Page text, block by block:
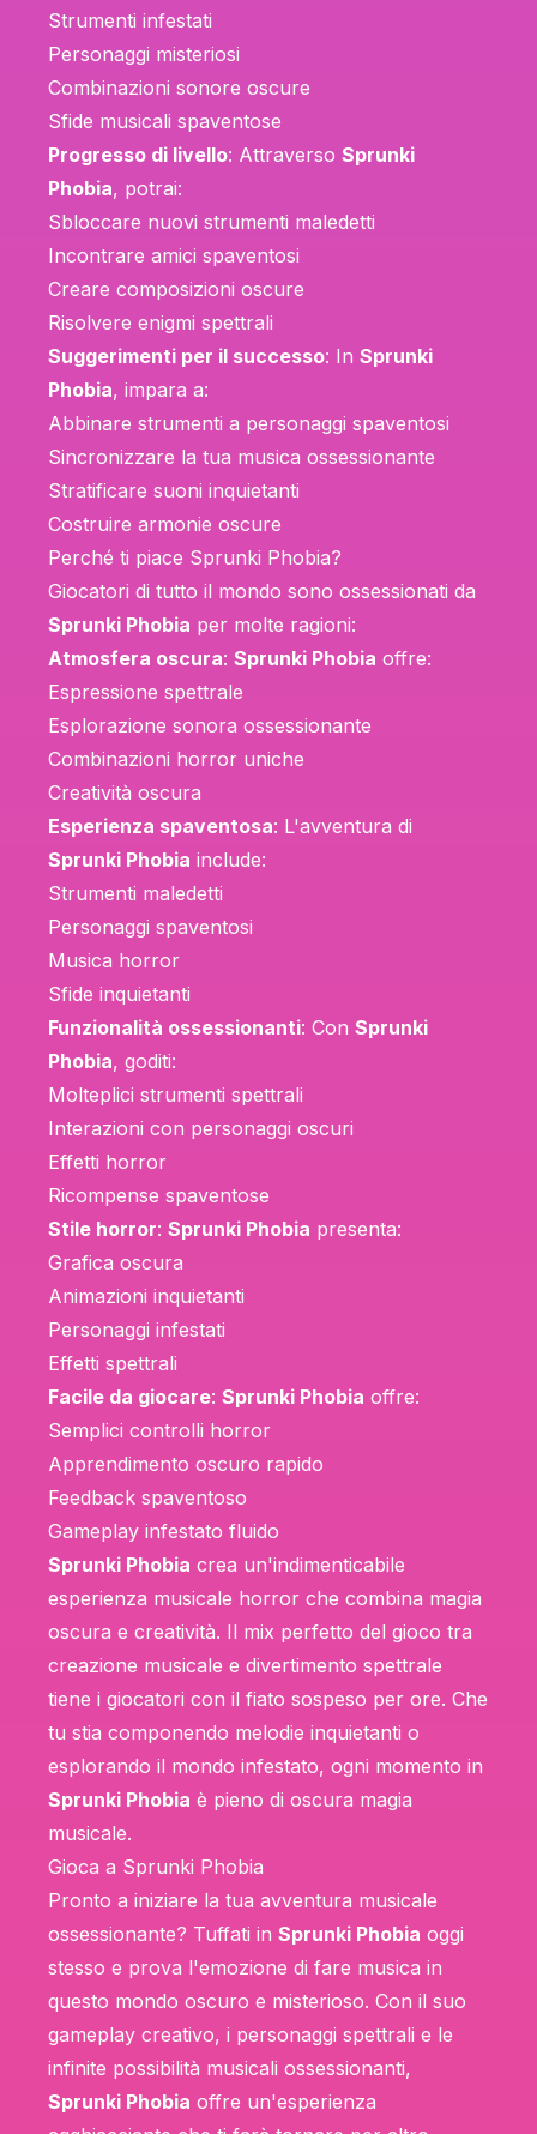
Strumenti infestati
Personaggi misteriosi
Combinazioni sonore oscure
Sfide musicali spaventose
Progresso di livello: Attraverso Sprunki
Phobia, potrai:
Sbloccare nuovi strumenti maledetti
Incontrare amici spaventosi
Creare composizioni oscure
Risolvere enigmi spettrali
Suggerimenti per il successo: In Sprunki
Phobia, impara a:
Abbinare strumenti a personaggi spaventosi
Sincronizzare la tua musica ossessionante
Stratificare suoni inquietanti
Costruire armonie oscure
Perché ti piace Sprunki Phobia?
Giocatori di tutto il mondo sono ossessionati da
Sprunki Phobia per molte ragioni:
Atmosfera oscura: Sprunki Phobia offre:
Espressione spettrale
Esplorazione sonora ossessionante
Combinazioni horror uniche
Creatività oscura
Esperienza spaventosa: L'avventura di
Sprunki Phobia include:
Strumenti maledetti
Personaggi spaventosi
Musica horror
Sfide inquietanti
Funzionalità ossessionanti: Con Sprunki
Phobia, goditi:
Molteplici strumenti spettrali
Interazioni con personaggi oscuri
Effetti horror
Ricompense spaventose
Stile horror: Sprunki Phobia presenta:
Grafica oscura
Animazioni inquietanti
Personaggi infestati
Effetti spettrali
Facile da giocare: Sprunki Phobia offre:
Semplici controlli horror
Apprendimento oscuro rapido
Feedback spaventoso
Gameplay infestato fluido
Sprunki Phobia crea un'indimenticabile
esperienza musicale horror che combina magia
oscura e creatività. Il mix perfetto del gioco tra
creazione musicale e divertimento spettrale
tiene i giocatori con il fiato sospeso per ore. Che
tu stia componendo melodie inquietanti o
esplorando il mondo infestato, ogni momento in
Sprunki Phobia è pieno di oscura magia
musicale.
Gioca a Sprunki Phobia
Pronto a iniziare la tua avventura musicale
ossessionante? Tuffati in Sprunki Phobia oggi
stesso e prova l'emozione di fare musica in
questo mondo oscuro e misterioso. Con il suo
gameplay creativo, i personaggi spettrali e le
infinite possibilità musicali ossessionanti,
Sprunki Phobia offre un'esperienza